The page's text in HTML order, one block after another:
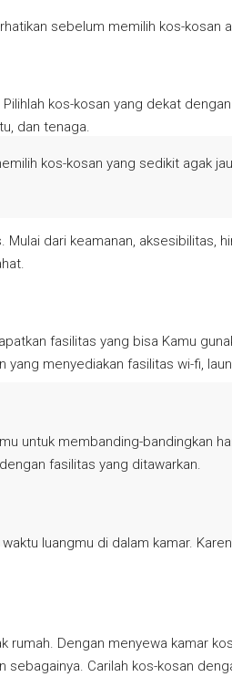
sebelum memilih kos-kosan
kos-kosan yang dekat
dan tenaga.
kos-kosan yang sedikit agak
dari keamanan, aksesibilitas,
fasilitas yang bisa Kamu
menyediakan fasilitas wi-fi,
untuk membanding-bandingkan
fasilitas yang ditawarkan.
luangmu di dalam kamar.
Dengan menyewa kamar
sebagainya. Carilah kos-kosan